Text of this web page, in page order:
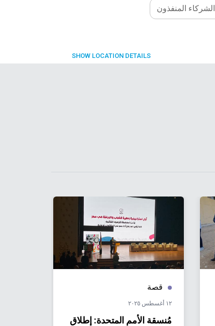
الشركاء المنفذون
SHOW LOCATION DETAILS
قصة
١٢ أغسطس ٢٠٢٥
مُنسقة الأمم المتحدة: إطلاق